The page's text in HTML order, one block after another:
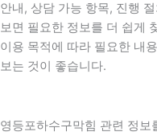
안내, 상담 가능 항목, 진행
보면 필요한 정보를 더 쉽게
이용 목적에 따라 필요한 내
보는 것이 좋습니다.
영등포하수구막힘 관련 정